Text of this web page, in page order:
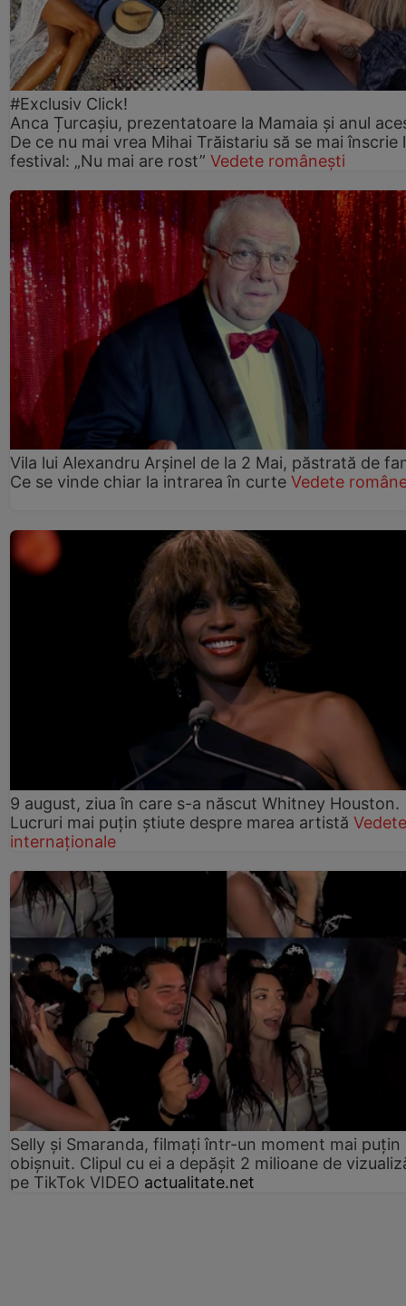
#Exclusiv Click!
Anca Țurcașiu, prezentatoare la Mamaia și anul
De ce nu mai vrea Mihai Trăistariu să se mai înscrie
festival: „Nu mai are rost” Vedete românești
Vila lui Alexandru Arșinel de la 2 Mai, păstrată de
Ce se vinde chiar la intrarea în curte Vedete
9 august, ziua în care s-a născut Whitney Houston.
Lucruri mai puțin știute despre marea artistă Vedete
internaționale
Selly și Smaranda, filmați într-un moment mai puțin
obișnuit. Clipul cu ei a depășit 2 milioane de
pe TikTok VIDEO actualitate.net